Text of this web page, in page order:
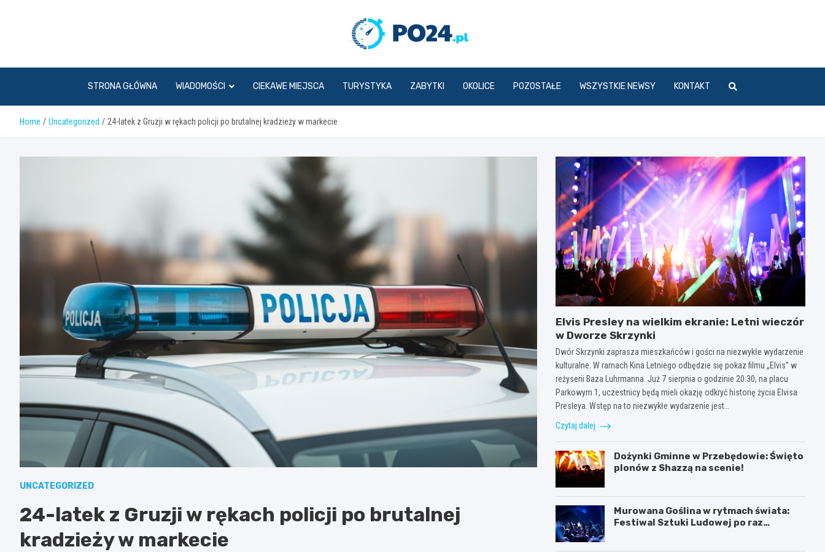
STRONA GŁÓWNA WIADOMOŚCI CIEKAWE MIEJSCA TURYSTYKA ZABYTKI OKOLICE POZOSTAŁE WSZYSTKIE NEWSY KONTAKT
Home Uncategorized 24-latek z Gruzji w rękach policji po brutalnej kradzieży w markecie
UNCATEGORIZED
24-latek z Gruzji w rękach policji po brutalnej
kradzieży w markecie
Elvis Presley na wielkim ekranie: Letni wieczór
w Dworze Skrzynki
Dwór Skrzynki zaprasza mieszkańców i gości na niezwykłe wydarzenie
kulturalne. W ramach Kina Letniego odbędzie się pokaz filmu „Elvis” w
reżyserii Baza Luhrmanna. Już 7 sierpnia o godzinie 20:30, na placu
Parkowym 1, uczestnicy będą mieli okazję odkryć historię życia Elvisa
Presleya. Wstęp na to niezwykłe wydarzenie jest…
Czytaj dalej
Dożynki Gminne w Przebędowie: Święto
plonów z Shazzą na scenie!
Murowana Goślina w rytmach świata:
Festiwal Sztuki Ludowej po raz